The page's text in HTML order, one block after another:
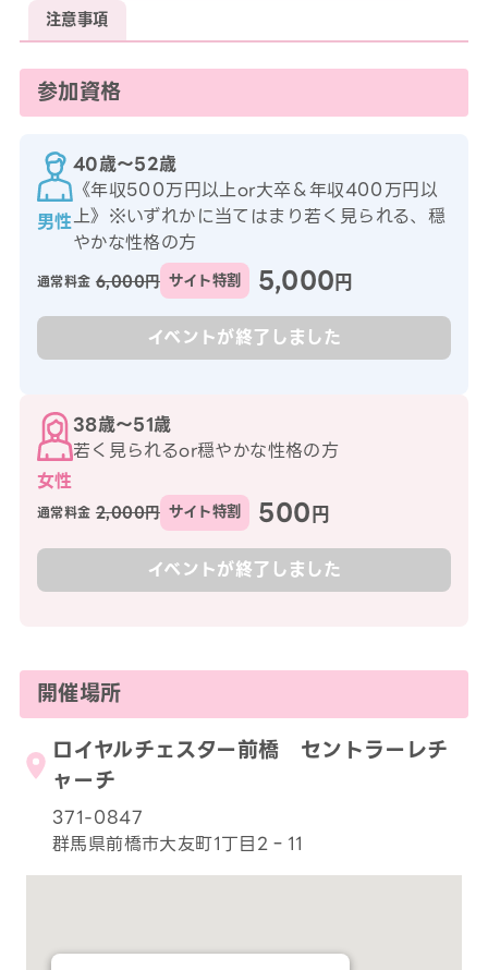
注意事項
参加資格
男性
40歳〜52歳
《年収500万円以上or大卒＆年収400万円以
上》※いずれかに当てはまり若く見られる、穏
やかな性格の方
通常料金 6,000円 サイト特割 5,000円
イベントが終了しました
女性
38歳〜51歳
若く見られるor穏やかな性格の方
通常料金 2,000円 サイト特割 500円
イベントが終了しました
開催場所
ロイヤルチェスター前橋 セントラーレチ
ャーチ
371-0847
群馬県前橋市大友町1丁目2‐11